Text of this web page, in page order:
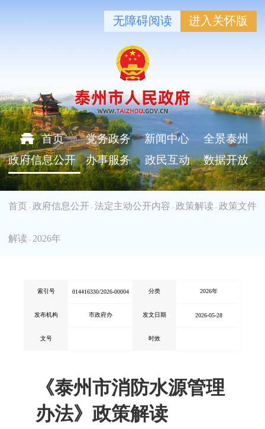
无障碍阅读 进入关怀版
首页 党务政务 新闻中心
全景泰州
政府信息公开
办事服务 政民互动 数据开放
首页 > 政府信息公开 > 法定主动公开内容 > 政策解读 > 政策文件
解读 > 2026年
索引号 014416330/2026-00004 分类 2026年
发布机构 市政府办 发文日期 2026-05-28
文号 时效
《泰州市消防水源管理
办法》政策解读